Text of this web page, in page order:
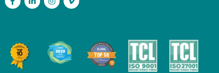
Facebook
LinkedInInstagram
Vimeo